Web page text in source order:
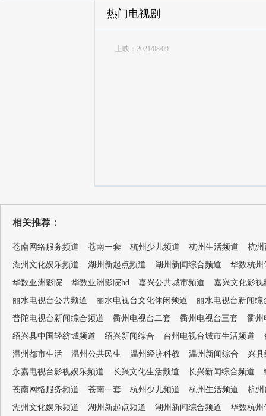
热门电视剧
上映：2021/08/09
相关推荐：
苍南网络服务频道 苍南一套 杭州少儿频道 杭州生活频道
杭州
湖州文化娱乐频道
湖州新起点频道 湖州新闻综合频道
华数杭州
华数亚洲影院
华数亚洲影院hd 嘉兴公共城市频道
嘉兴文化影视
丽水电视台公共频道
丽水电视台文化休闲频道
丽水电视台新闻综
普陀电视台新闻综合频道
衢州电视台二套 衢州电视台三套
衢州
绍兴县中国轻纺城频道
绍兴新闻综合 台州电视台城市生活频道
温州都市生活
温州公共民生 温州经济科教 温州新闻综合
兴
永嘉电视台影视娱乐频道
长兴文化生活频道 长兴新闻综合频道
苍南网络服务频道
苍南一套 杭州少儿频道 杭州生活频道
杭州
湖州文化娱乐频道
湖州新起点频道 湖州新闻综合频道
华数杭州